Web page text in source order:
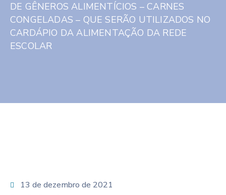
DE GÊNEROS ALIMENTÍCIOS – CARNES
CONGELADAS – QUE SERÃO UTILIZADOS NO
CARDÁPIO DA ALIMENTAÇÃO DA REDE
ESCOLAR
13 de dezembro de 2021